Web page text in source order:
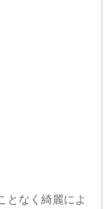
となく綺麗によ